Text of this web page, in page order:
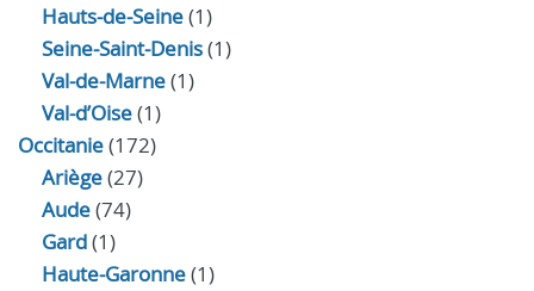
Hauts-de-Seine(1)
Seine-Saint-Denis(1)
Val-de-Marne(1)
Val-d’Oise(1)
Occitanie(172)
Ariège(27)
Aude(74)
Gard(1)
Haute-Garonne(1)